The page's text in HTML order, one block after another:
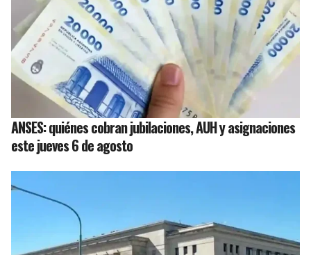
ANSES: quiénes cobran jubilaciones, AUH y asignaciones
este jueves 6 de agosto